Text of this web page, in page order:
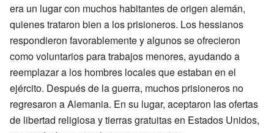
era un lugar con muchos habitantes de origen alemán,
quienes trataron bien a los prisioneros. Los hessianos
respondieron favorablemente y algunos se ofrecieron
como voluntarios para trabajos menores, ayudando a
reemplazar a los hombres locales que estaban en el
ejército. Después de la guerra, muchos prisioneros no
regresaron a Alemania. En su lugar, aceptaron las ofertas
de libertad religiosa y tierras gratuitas en Estados Unidos,